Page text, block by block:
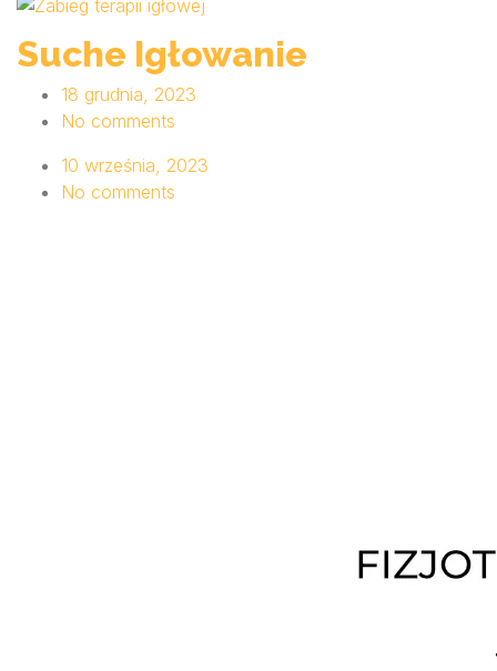
Suche Igłowanie
18 grudnia, 2023
No comments
10 września, 2023
No comments